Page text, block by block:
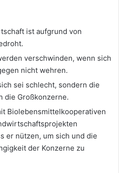
ist aufgrund von
verschwinden, wenn sich
nicht wehren.
sei schlecht, sondern die
die Großkonzerne.
Biolebensmittelkooperativen
er nützen, um sich und die
der Konzerne zu